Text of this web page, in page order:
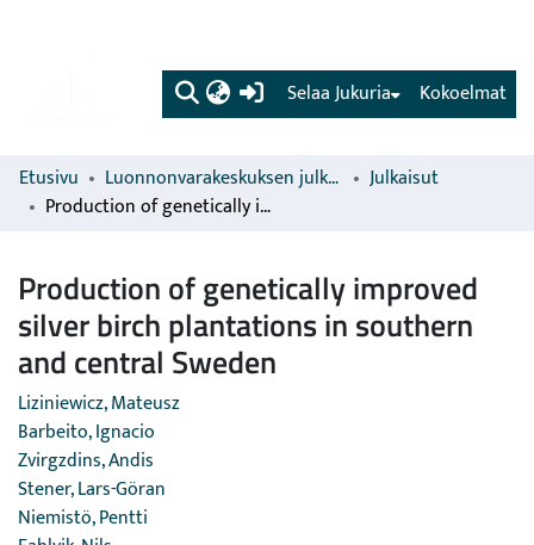
(current) Kokoelmat
Selaa Jukuria
Etusivu Luonnonvarakeskuksen julkaisut
Julkaisut
Production of genetically improved silver birch plantations in southern and central Sweden
Production of genetically improved
silver birch plantations in southern
and central Sweden
Liziniewicz, Mateusz
Barbeito, Ignacio
Zvirgzdins, Andis
Stener, Lars-Göran
Niemistö, Pentti